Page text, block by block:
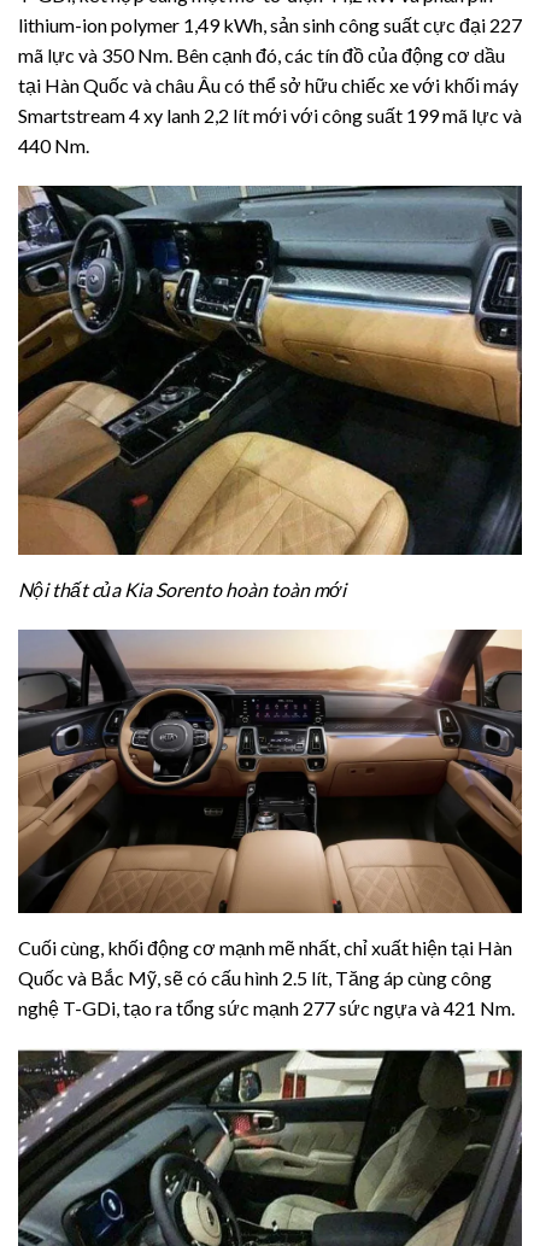
lithium-ion polymer 1,49 kWh, sản sinh công suất cực đại 227
mã lực và 350 Nm. Bên cạnh đó, các tín đồ của động cơ dầu
tại Hàn Quốc và châu Âu có thể sở hữu chiếc xe với khối máy
Smartstream 4 xy lanh 2,2 lít mới với công suất 199 mã lực và
440 Nm.
Nội thất của Kia Sorento hoàn toàn mới
Cuối cùng, khối động cơ mạnh mẽ nhất, chỉ xuất hiện tại Hàn
Quốc và Bắc Mỹ, sẽ có cấu hình 2.5 lít, Tăng áp cùng công
nghệ T-GDi, tạo ra tổng sức mạnh 277 sức ngựa và 421 Nm.